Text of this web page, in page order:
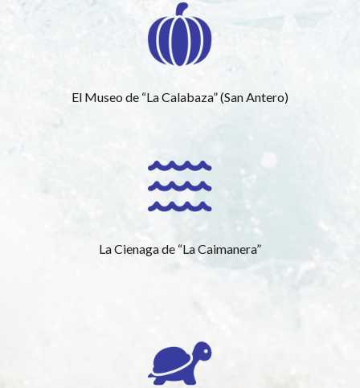
El Museo de “La Calabaza” (San Antero)
La Cienaga de “La Caimanera”